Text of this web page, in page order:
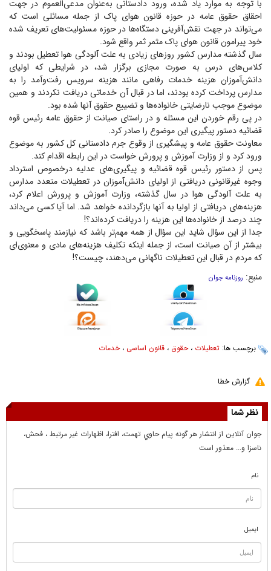
با توجه به موارد یاد شده، ورود دادستانی به‌عنوان مدعی‌العموم در جهت
احقاق حقوق عامه در حوزه قانون هوای پاک از جمله مسائلی است که
می‌تواند در جهت نقش‌آفرینی دستگاه‌ها در حوزه مسئولیت‌های تعریف شده
خود پیرامون قانون هوای پاک مثمر ثمر واقع شود.
سال گذشته مدارس کشور روز‌های زیادی به علت آلودگی هوا تعطیل بودند و
کلاس‌های درس به صورت مجازی برگزار شد، در شرایطی که اولیای
دانش‌آموزان هزینه خدمات رفاهی مانند هزینه سرویس رفت‌و‌آمد را به
مدارس پرداخت کرده بودند، اما در قبال آن خدماتی دریافت نکردند و همین
موضوع موجب نارضایتی خانواده‌ها و تضییع حقوق آنها شده بود.
در پی رقم خوردن این مسئله و در راستای صیانت از حقوق عامه رئیس قوه
قضائیه دستور پیگیری این موضوع را صادر کرد.
معاونت حقوق عامه و پیشگیری از وقوع جرم دادستانی کل کشور به موضوع
ورود کرد و از وزارت آموزش و پرورش خواست در این رابطه اقدام کند.
پس از دستور رئیس قوه قضائیه و پیگیری‌های عدلیه درخصوص استرداد
وجوه غیرقانونی دریافتی از اولیای دانش‌آموزان در تعطیلات متعدد مدارس
به علت آلودگی هوا در سال گذشته، وزارت آموزش و پرورش اعلام کرد،
هزینه‌های دریافتی از اولیا به آنها بازگردانده خواهد شد. اما آیا کسی می‌داند
چند درصد از خانواده‌ها این هزینه را دریافت کرده‌اند؟!
جدا از این سؤال شاید این سؤال از همه مهم‌تر باشد که نیازمند پاسخگویی و
بیشتر از آن صیانت است، از جمله اینکه تکلیف هزینه‌های مادی و معنوی‌ای
که مردم در قبال این تعطیلات ناگهانی می‌دهند، چیست؟!
منبع: روزنامه جوان
برچسب ها: تعطیلات ،حقوق ، قانون اساسی ،خدمات
گزارش خطا
نظر شما
جوان آنلاين از انتشار هر گونه پيام حاوي تهمت، افترا، اظهارات غير مرتبط ، فحش،
ناسزا و... معذور است
نام
ایمیل